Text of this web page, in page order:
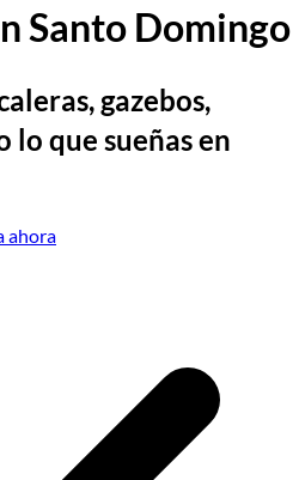
Santo Domingo
gazebos,
lo que sueñas en
ahora